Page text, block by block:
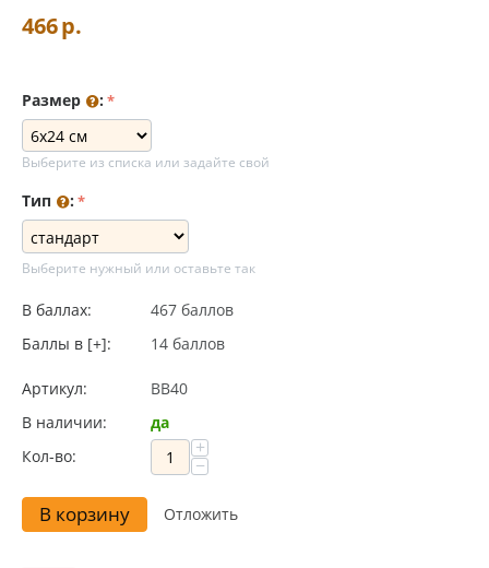
466р.
Размер :
Выберите из списка или задайте свой
Тип :
Выберите нужный или оставьте так
В баллах:
467 баллов
Баллы в [+]:
14 баллов
Артикул:
BB40
В наличии:
да
Кол-во:
+
−
В корзину Отложить